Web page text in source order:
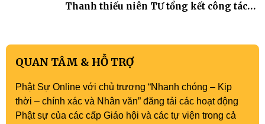
Thanh thiếu niên TƯ tổng kết công tác
QUAN TÂM & HỖ TRỢ
Phật Sự Online với chủ trương “Nhanh chóng – Kịp
thời – chính xác và Nhân văn” đăng tải các hoạt động
Phật sự của các cấp Giáo hội và các tự viện trong cả